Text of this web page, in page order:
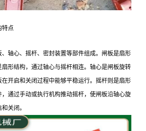
特点
轴心、摇杆、密封装置等部件组成。闸板是扇形
扇形结构，通过轴心与摇杆相连。轴心是闸板旋转
在开启和关闭过程中能够平稳运行。摇杆则是扇形
，通过手动或执行机构推动摇杆，使闸板沿轴心旋
关闭。